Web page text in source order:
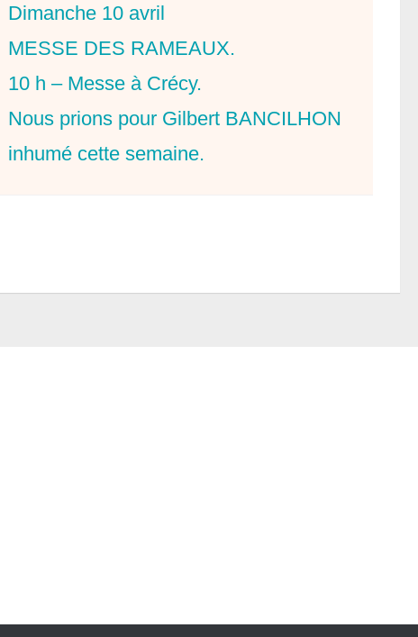
Dimanche 10 avril
MESSE DES RAMEAUX.
10 h – Messe à Crécy.
Nous prions pour Gilbert BANCILHON
inhumé cette semaine.